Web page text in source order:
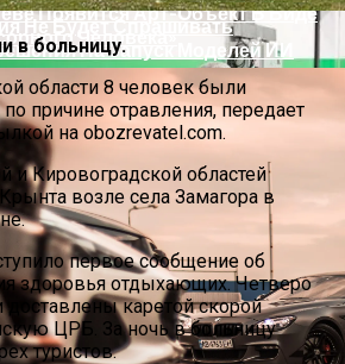
Не Будет Спрашивать
На Запуск Моделей ИИ
Появится Арт-Объект В Виде
Человека»
в больницу.
области 8 человек были
причине отравления, передает
на obozrevatel.com.
и Кировоградской областей
возле села Замагора в
первое сообщение об
здоровья отдыхающих. Четверо
каретой скорой
ЦРБ. За ночь в больницу
туристов.